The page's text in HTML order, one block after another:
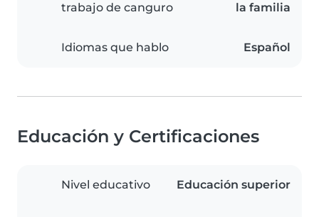
trabajo de canguro
la familia
Idiomas que hablo Español
Educación y Certificaciones
Nivel educativo Educación superior